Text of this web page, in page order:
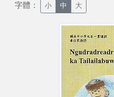
字體： 小 中 大